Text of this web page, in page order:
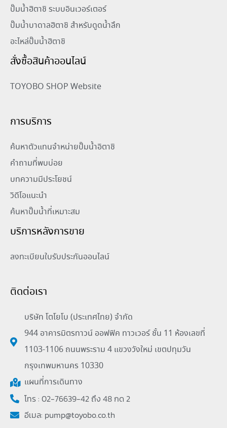
ปั๊มน้ำฮิตาชิ ระบบอินเวอร์เตอร์
ปั๊มน้ำบาดาลฮิตาชิ สำหรับดูดน้ำลึก
อะไหล่ปั๊มน้ำฮิตาชิ
สั่งซื้อสินค้าออนไลน์
TOYOBO SHOP Website
การบริการ
ค้นหาตัวแทนจำหน่ายปั๊มน้ำอิตาชิ
คำถามที่พบบ่อย
บทความมีประโยชน์
วิดีโอแนะนำ
ค้นหาปั๊มน้ำที่เหมาะสม
บริการหลังการขาย
ลงทะเบียนใบรับประกันออนไลน์
ติดต่อเรา
บริษัท โตโยโบ (ประเทศไทย) จำกัด
944 อาคารมิตรทาวน์ ออฟฟิค ทาวเวอร์ ชั้น 11 ห้องเลขที่
1103-1106 ถนนพระราม 4 แขวงวังใหม่ เขตปทุมวัน
กรุงเทพมหานคร 10330
แผนที่การเดินทาง
โทร : 02-76639-42 ถึง 48 กด 2
อีเมล: pump@toyobo.co.th